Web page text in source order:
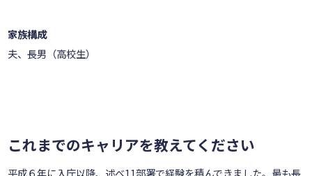
家族構成
夫、長男（高校生）
これまでのキャリアを教えてください
平成６年に入庁以降、述べ11部署で経験を積んできました。最も長